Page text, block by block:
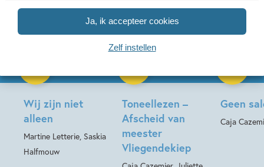
Ja, ik accepteer cookies
Zelf instellen
Wij zijn niet
alleen
Martine Letterie, Saskia
Halfmouw
Toneellezen –
Afscheid van
meester
Vliegendekiep
Geen
Caja